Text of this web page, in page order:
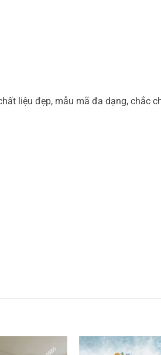
liệu đẹp, mẫu mã đa dạng, chắc